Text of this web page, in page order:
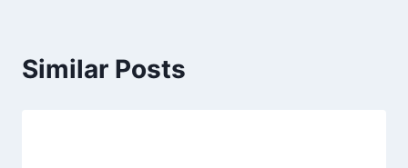
Similar Posts